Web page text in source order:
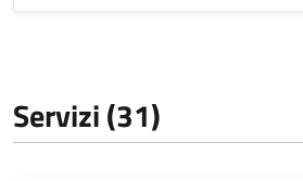
Servizi (31)